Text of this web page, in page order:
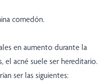
comedón.
en aumento durante la
el acné suele ser hereditario.
ser las siguientes: